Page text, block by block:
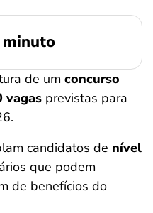
minuto
de um concurso
vagas previstas para
candidatos de nível
que podem
de benefícios do